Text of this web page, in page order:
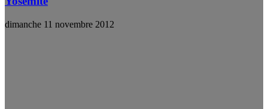
dimanche 11 novembre 2012